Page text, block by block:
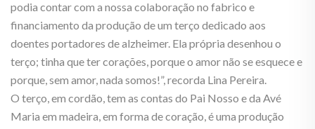
podia contar com a nossa colaboração no fabrico e
financiamento da produção de um terço dedicado aos
doentes portadores de alzheimer. Ela própria desenhou o
terço; tinha que ter corações, porque o amor não se esquece e
porque, sem amor, nada somos!”, recorda Lina Pereira.
O terço, em cordão, tem as contas do Pai Nosso e da Avé
Maria em madeira, em forma de coração, é uma produção